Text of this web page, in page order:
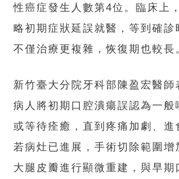
性癌症發生人數第4位。臨床上
略初期症狀延誤就醫，等到確診
不僅治療更複雜，恢復期也較長
新竹臺大分院牙科部陳盈宏醫師
病人將初期口腔潰瘍誤認為一般
或等待痊癒，直到疼痛加劇、進
若病灶已進展，手術切除範圍增
大腿皮瓣進行顯微重建，與早期